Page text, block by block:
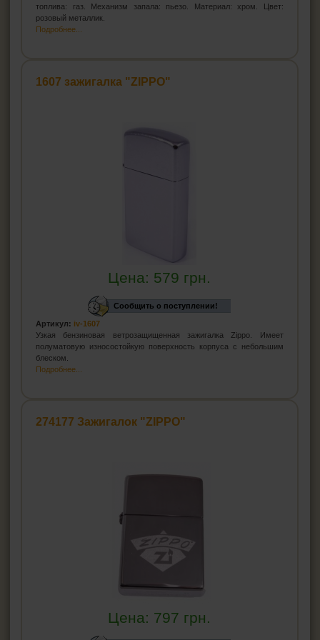
топлива: газ. Механизм запала: пьезо. Материал: хром. Цвет:
розовый металлик.
Подробнее...
1607 зажигалка "ZIPPO"
Цена: 579 грн.
Сообщить о поступлении!
Артикул: iv-1607
Узкая бензиновая ветрозащищенная зажигалка Zippo. Имеет
полуматовую износостойкую поверхность корпуса с небольшим
блеском.
Подробнее...
274177 Зажигалок "ZIPPO"
Цена: 797 грн.